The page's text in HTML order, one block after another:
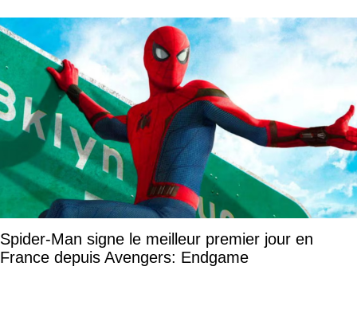
Spider-Man signe le meilleur premier jour en
France depuis Avengers: Endgame